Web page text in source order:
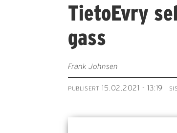
TietoEvry
gass
Frank Johnsen
PUBLISERT 15.02.2021 - 13:19